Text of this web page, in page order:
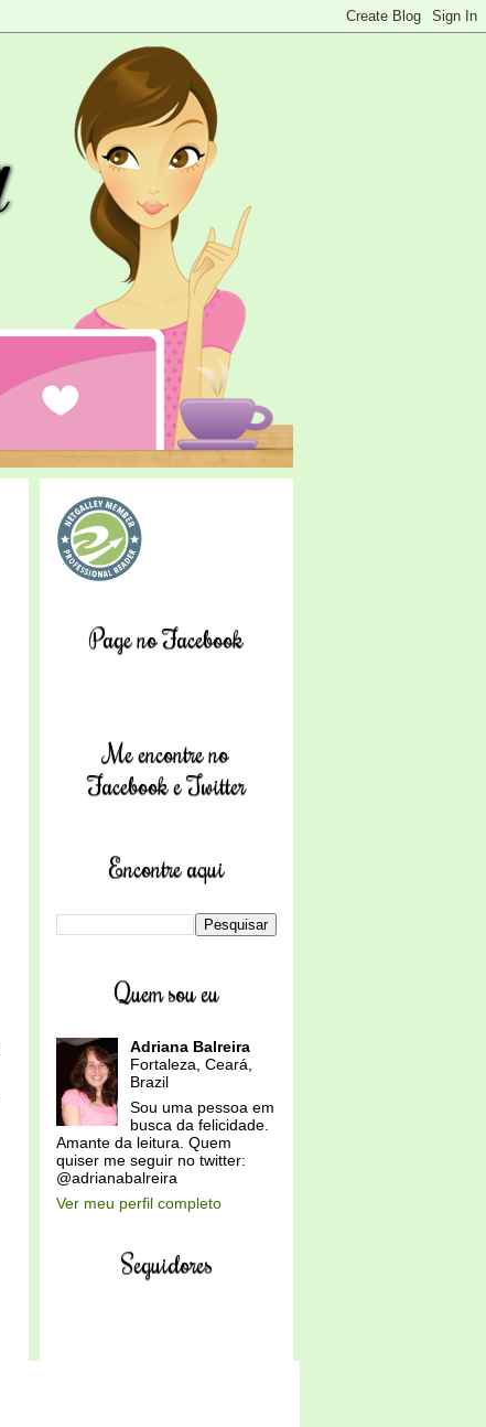
Page no Facebook
Me encontre no
Facebook e Twitter
Encontre aqui
Quem sou eu
Adriana Balreira
Fortaleza, Ceará,
Brazil
Sou uma pessoa em
busca da felicidade.
Amante da leitura. Quem
quiser me seguir no twitter:
@adrianabalreira
Ver meu perfil completo
Seguidores